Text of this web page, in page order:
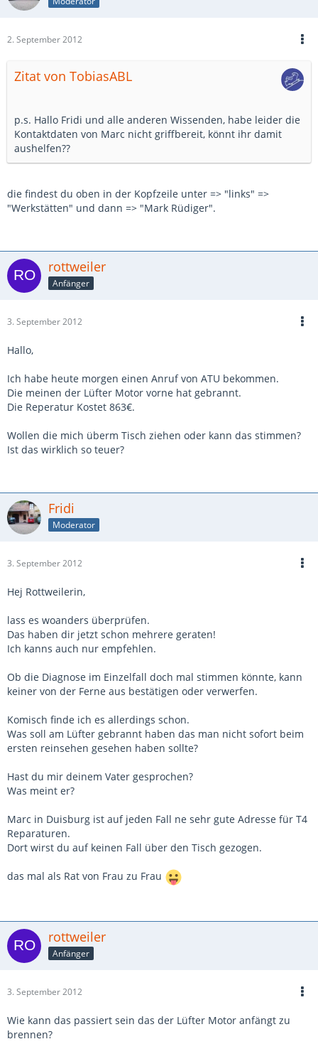
2. September 2012
Zitat von TobiasABL
p.s. Hallo Fridi und alle anderen Wissenden, habe leider die
Kontaktdaten von Marc nicht griffbereit, könnt ihr damit
aushelfen??
die findest du oben in der Kopfzeile unter => "links" =>
"Werkstätten" und dann => "Mark Rüdiger".
rottweiler
Anfänger
3. September 2012
Hallo,
Ich habe heute morgen einen Anruf von ATU bekommen.
Die meinen der Lüfter Motor vorne hat gebrannt.
Die Reperatur Kostet 863€.
Wollen die mich überm Tisch ziehen oder kann das stimmen?
Ist das wirklich so teuer?
Fridi
Moderator
3. September 2012
Hej Rottweilerin,
lass es woanders überprüfen.
Das haben dir jetzt schon mehrere geraten!
Ich kanns auch nur empfehlen.
Ob die Diagnose im Einzelfall doch mal stimmen könnte, kann
keiner von der Ferne aus bestätigen oder verwerfen.
Komisch finde ich es allerdings schon.
Was soll am Lüfter gebrannt haben das man nicht sofort beim
ersten reinsehen gesehen haben sollte?
Hast du mir deinem Vater gesprochen?
Was meint er?
Marc in Duisburg ist auf jeden Fall ne sehr gute Adresse für T4
Reparaturen.
Dort wirst du auf keinen Fall über den Tisch gezogen.
das mal als Rat von Frau zu Frau
rottweiler
Anfänger
3. September 2012
Wie kann das passiert sein das der Lüfter Motor anfängt zu
brennen?